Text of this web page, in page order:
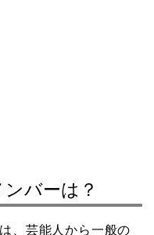
ンバーは？
、芸能人から一般の